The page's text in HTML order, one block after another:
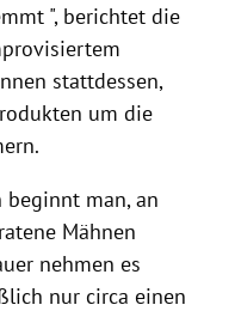
", berichtet die
stattdessen,
um die
man, an
Mähnen
nehmen es
nur circa einen